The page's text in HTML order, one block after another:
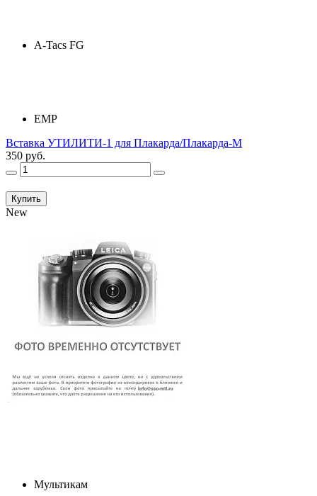
A-Tacs FG
ЕМР
Вставка УТИЛИТИ-1 для Плакарда/Плакарда-М
350 руб.
Купить
New
Мультикам